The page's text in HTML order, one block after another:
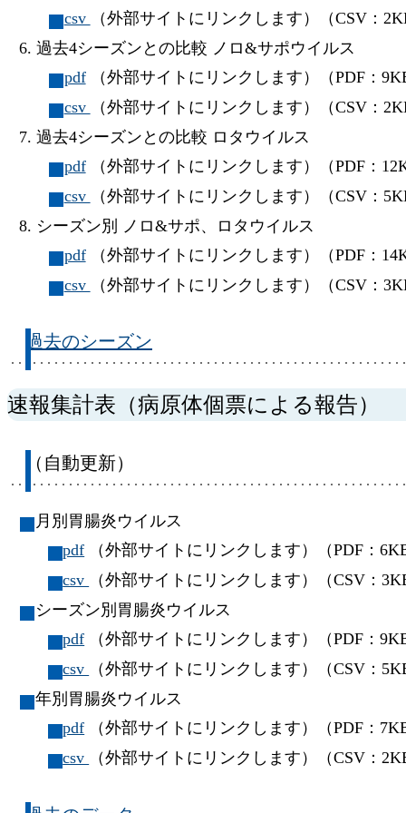
csv
（外部サイトにリンクします）（CSV：
過去4シーズンとの比較 ノロ&サポウイルス
pdf（外部サイトにリンクします）（PDF：
csv
（外部サイトにリンクします）（CSV：
過去4シーズンとの比較 ロタウイルス
pdf（外部サイトにリンクします）（PDF：
csv
（外部サイトにリンクします）（CSV：
シーズン別 ノロ&サポ、ロタウイルス
pdf（外部サイトにリンクします）（PDF：
csv
（外部サイトにリンクします）（CSV：
過去のシーズン
速報集計表（病原体個票による報告）
（自動更新）
月別胃腸炎ウイルス
pdf （外部サイトにリンクします）（PDF：6KB
csv
（外部サイトにリンクします）（CSV：
シーズン別胃腸炎ウイルス
pdf （外部サイトにリンクします）（PDF：9KB
csv
（外部サイトにリンクします）（CSV：
年別胃腸炎ウイルス
pdf （外部サイトにリンクします）（PDF：7KB
csv
（外部サイトにリンクします）（CSV：